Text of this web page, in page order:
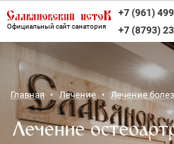
Официальный сайт санатория
+7 (961)
+7 (8793)
Главная Лечение Лечение
Лечение